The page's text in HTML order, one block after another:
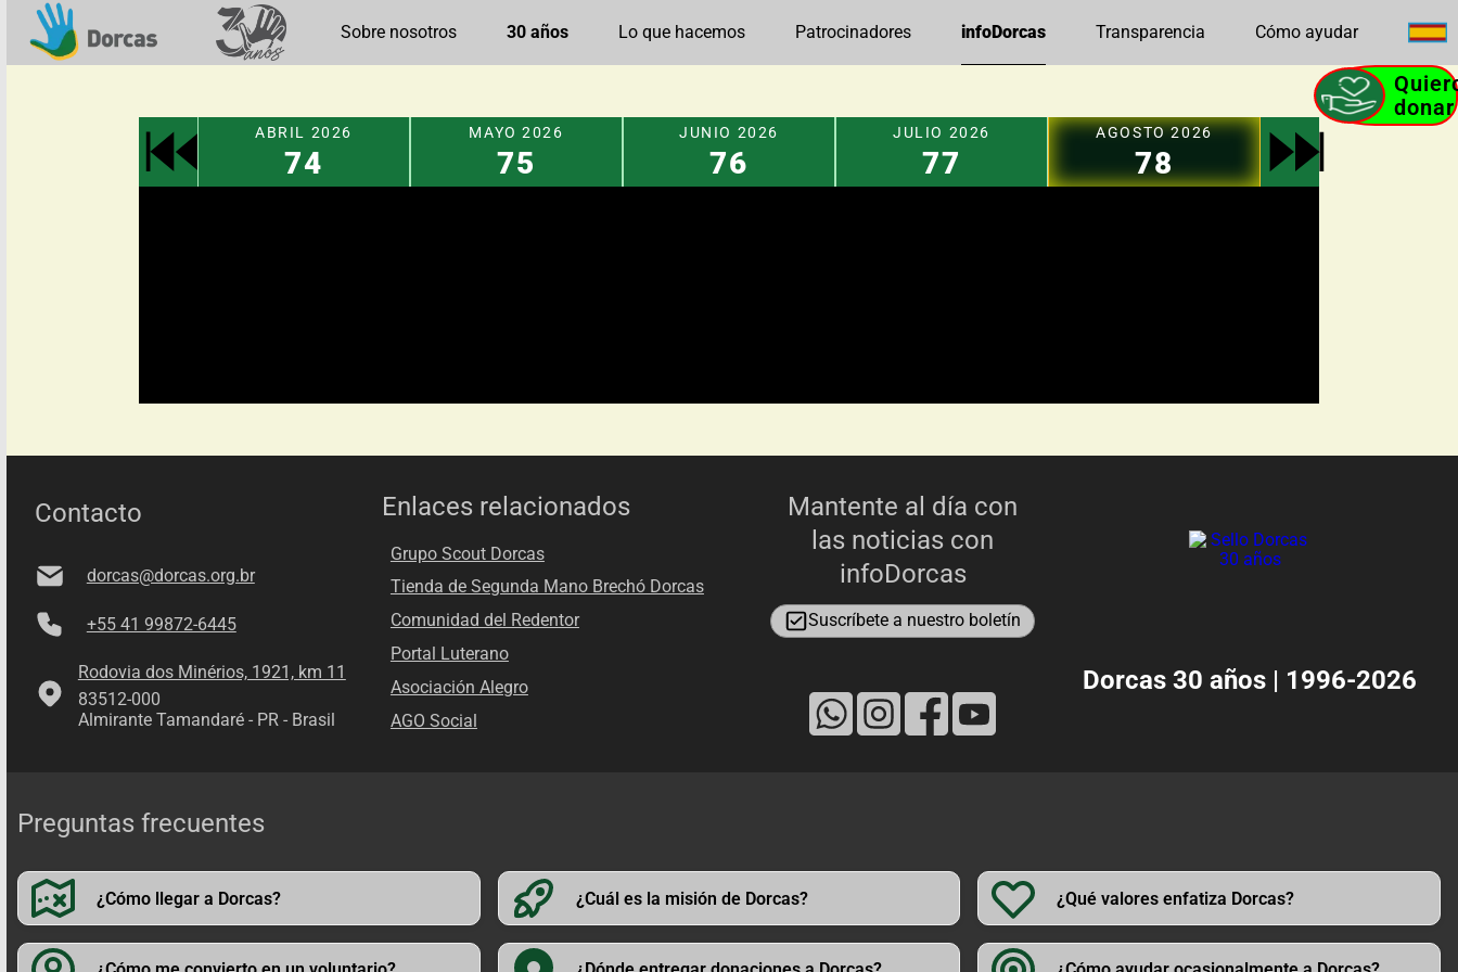
Sobre nosotros 30 años Lo que hacemos Patrocinadores infoDorcas Transparencia Cómo ayudar
ABRIL 2026
74
MAYO 2026
75
JUNIO 2026
76
JULIO 2026
77
AGOSTO 2026
78
Contacto
dorcas@dorcas.org.br
+55 41 99872-6445
Rodovia dos Minérios, 1921, km 11
83512-000
Almirante Tamandaré - PR - Brasil
Enlaces relacionados
Grupo Scout Dorcas
Tienda de Segunda Mano Brechó Dorcas
Comunidad del Redentor
Portal Luterano
Asociación Alegro
AGO Social
Mantente al día con
las noticias con
infoDorcas
Suscríbete a nuestro boletín
Dorcas 30 años | 1996-2026
Preguntas frecuentes
¿Cómo llegar a Dorcas? ¿Cuál es la misión de Dorcas? ¿Qué valores enfatiza Dorcas?
Quiero
donar